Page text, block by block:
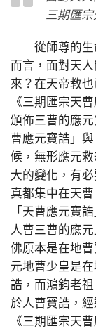
三期匯
從師尊的生
而言，面對天
來？在天帝教
《三期匯宗天
頒佈三曹的應
曹應元寶誥」
候，無形應元
大的變化，有
真都集中在天
「天曹應元寶
人曹三曹的應
佛原本是在地
元地曹少皇是
誥，而鴻鈞老
於人曹寶誥，
《三期匯宗天